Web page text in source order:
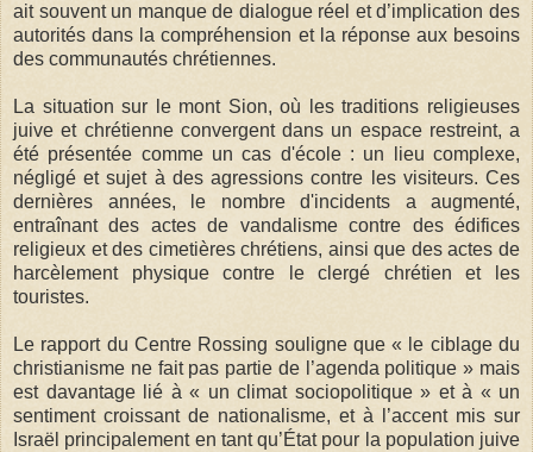
ait souvent un manque de dialogue réel et d’implication des
autorités dans la compréhension et la réponse aux besoins
des communautés chrétiennes.
La situation sur le mont Sion, où les traditions religieuses
juive et chrétienne convergent dans un espace restreint, a
été présentée comme un cas d'école : un lieu complexe,
négligé et sujet à des agressions contre les visiteurs. Ces
dernières années, le nombre d'incidents a augmenté,
entraînant des actes de vandalisme contre des édifices
religieux et des cimetières chrétiens, ainsi que des actes de
harcèlement physique contre le clergé chrétien et les
touristes.
Le rapport du Centre Rossing souligne que « le ciblage du
christianisme ne fait pas partie de l’agenda politique » mais
est davantage lié à « un climat sociopolitique » et à « un
sentiment croissant de nationalisme, et à l’accent mis sur
Israël principalement en tant qu’État pour la population juive